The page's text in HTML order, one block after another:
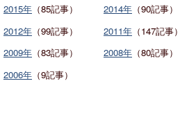
2015年 （85記事） 2014年 （90記事）
2012年 （99記事） 2011年 （147記事）
2009年 （83記事） 2008年 （80記事）
2006年 （9記事）